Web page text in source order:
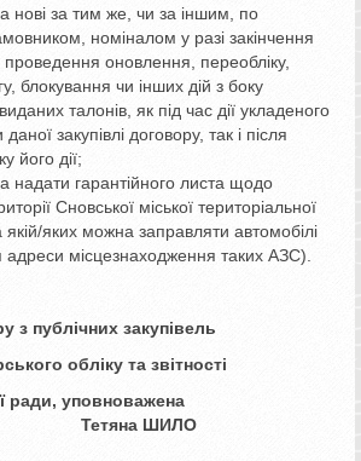
нові за тим же, чи за іншим, по
номіналом у разі закінчення
проведення оновлення, переобліку,
блокування чи інших дій з боку
талонів, як під час дії укладеного
закупівлі договору, так і після
його дії;
надати гарантійного листа щодо
Сновської міської територіальної
яких можна заправляти автомобілі
адреси місцезнаходження таких АЗС).
з публічних закупівель
обліку та звітності
ради, уповноважена
ШИЛО